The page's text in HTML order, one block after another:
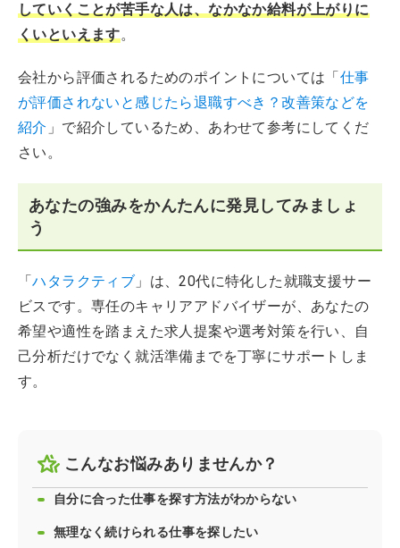
していくことが苦手な人は、なかなか給料が上がりに
くいといえます。
会社から評価されるためのポイントについては「仕事
が評価されないと感じたら退職すべき？改善策などを
紹介 」で紹介しているため、あわせて参考にしてくだ
さい。
あなたの強みをかんたんに発見してみましょ
う
「ハタラクティブ 」は、20代に特化した就職支援サー
ビスです。専任のキャリアアドバイザーが、あなたの
希望や適性を踏まえた求人提案や選考対策を行い、自
己分析だけでなく就活準備までを丁寧にサポートしま
す。
こんなお悩みありませんか？
自分に合った仕事を探す方法がわからない
無理なく続けられる仕事を探したい